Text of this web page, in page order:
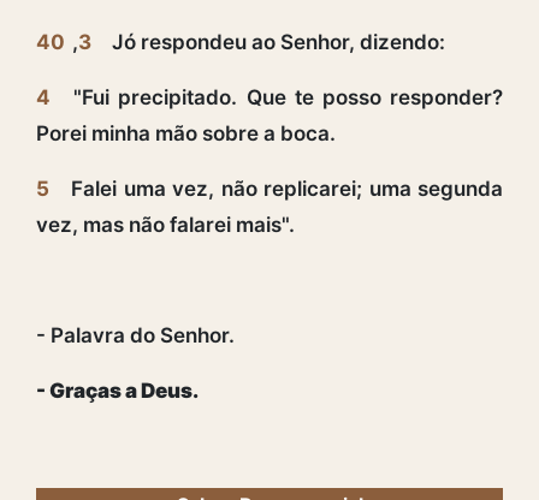
40 ,3 Jó respondeu ao Senhor, dizendo:
4
"Fui precipitado. Que te posso responder?
Porei minha mão sobre a boca.
5
Falei uma vez, não replicarei; uma segunda
vez, mas não falarei mais".
- Palavra do Senhor.
- Graças a Deus.